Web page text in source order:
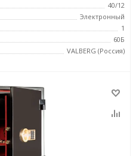
40/12
Электронный
1
60Б
VALBERG (Россия)